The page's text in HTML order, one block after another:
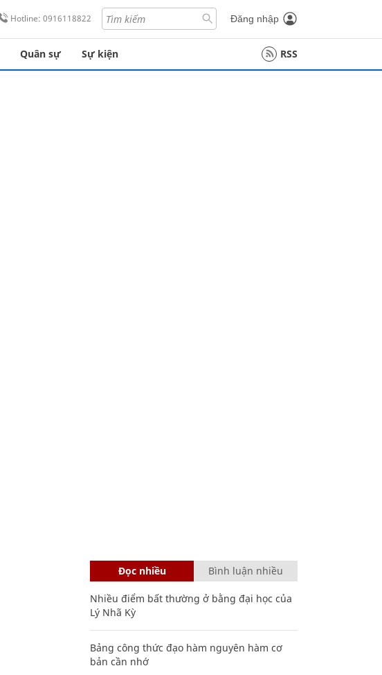
Hotline: 0916118822 Đăng nhập
Quân sự Sự kiện RSS
Đọc nhiều Bình luận nhiều
Nhiều điểm bất thường ở bằng đại học của
Lý Nhã Kỳ
Bảng công thức đạo hàm nguyên hàm cơ
bản cần nhớ